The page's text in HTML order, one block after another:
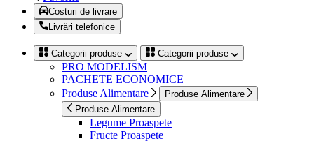
Costuri de livrare
Livrări telefonice
Categorii produse Categorii produse
PRO MODELISM
PACHETE ECONOMICE
Produse Alimentare
Produse Alimentare
Produse Alimentare
Legume Proaspete
Fructe Proaspete